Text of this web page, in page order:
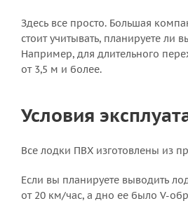
Здесь все просто. Большая
стоит учитывать, планируете ли
Например, для длительного
от 3,5 м и более.
Условия
Все лодки ПВХ изготовлены из
Если вы планируете выводить
от 20 км/час, а дно ее было V-